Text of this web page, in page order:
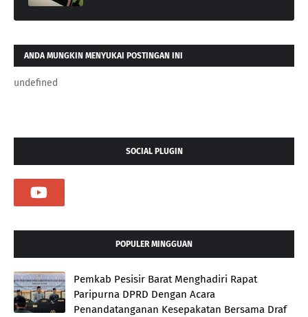
ANDA MUNGKIN MENYUKAI POSTINGAN INI
undefined
SOCIAL PLUGIN
POPULER MINGGUAN
Pemkab Pesisir Barat Menghadiri Rapat
Paripurna DPRD Dengan Acara
Penandatanganan Kesepakatan Bersama Draf